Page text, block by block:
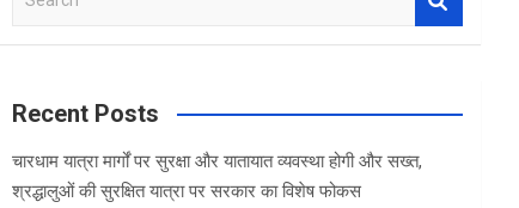
a
c
Recent Posts
चारधाम यात्रा मार्गों पर सुरक्षा और यातायात व्यवस्था होगी और सख्त,
श्रद्धालुओं की सुरक्षित यात्रा पर सरकार का विशेष फोकस